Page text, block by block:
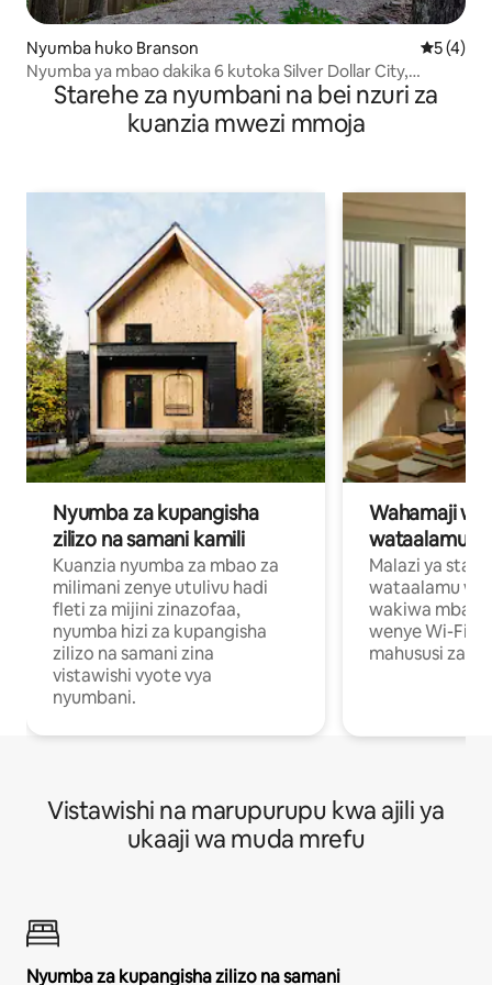
Nyumba huko Branson
5 (4)
Nyumba ya mbao dakika 6 kutoka Silver Dollar City,
inatosha watu 6
Starehe za nyumbani na bei nzuri za
kuanzia mwezi mmoja
Nyumba za kupangisha
zilizo na samani kamili
Kuanzia nyumba za mbao za
milimani zenye utulivu hadi
fleti za mijini zinazofaa,
nyumba hizi za kupangisha
zilizo na samani zina
vistawishi vyote vya
nyumbani.
Wahamaji
wataalamu
Malazi ya
wataalamu
wakiwa mbali
wenye Wi-Fi
mahususi za
Vistawishi na marupurupu kwa ajili ya
ukaaji wa muda mrefu
Nyumba za kupangisha zilizo na samani